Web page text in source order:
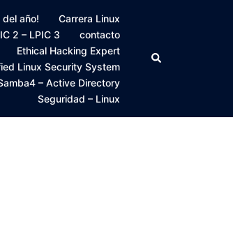
año!
Carrera Linux
2 – LPIC 3
contacto
Ethical Hacking Expert
Linux Security System
– Active Directory
Seguridad – Linux
Buscar